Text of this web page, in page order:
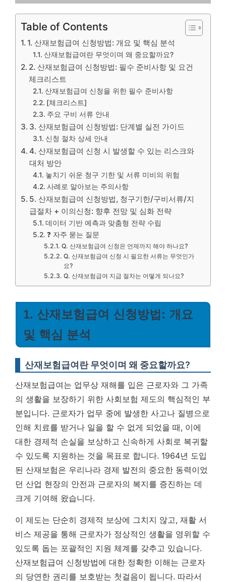
Table of Contents
1. 산재보험급여 신청방법: 개요 및 핵심 분석
산재보험급여란 무엇이며 왜 중요할까요?
2. 산재보험급여 신청방법: 필수 준비사항 및 요건
체크리스트
산재보험급여 신청을 위한 필수 준비사항
[체크리스트]
주요 구비 서류 안내
3. 산재보험급여 신청방법: 단계별 실전 가이드
신청 절차 상세 안내
4. 산재보험급여 신청 시 발생할 수 있는 리스크와
대처 방안
놓치기 쉬운 청구 기한 및 서류 미비의 위험
사례로 알아보는 주의사항
5. 산재보험급여 신청방법, 청구기한/구비서류/지
급절차 + 이의신청: 향후 전망 및 심화 전략
데이터 기반 예측과 맞춤형 전략 수립
❓ 자주 묻는 질문
Q. 산재보험급여 신청은 언제까지 해야 하나요?
Q. 산재보험급여 신청 시 필요한 서류는 무엇인가
요?
Q. 산재보험급여 지급 절차는 어떻게 되나요?
1. 산재보험급여 신청방법: 개요
및 핵심 분석
산재보험급여란 무엇이며 왜 중요할까요?
산재보험급여는 업무상 재해를 입은 근로자와 그 가족
의 생활을 보장하기 위한 사회보험 제도의 핵심적인 부
분입니다. 근로자가 업무 중에 발생한 사고나 질병으로
인해 치료를 받거나 일을 할 수 없게 되었을 때, 이에
대한 경제적 손실을 보상하고 신속하게 사회로 복귀할
수 있도록 지원하는 것을 목표로 합니다. 1964년 도입
된 산재보험은 우리나라 경제 발전의 중요한 동력이었
던 산업 현장의 안전과 근로자의 복지를 증진하는 데
크게 기여해 왔습니다.
이 제도는 단순히 경제적 보상에 그치지 않고, 재활 서
비스 제공을 통해 근로자가 정상적인 생활을 영위할 수
있도록 돕는 포괄적인 지원 체계를 갖추고 있습니다.
산재보험급여 신청방법에 대한 정확한 이해는 근로자
의 당연한 권리를 보호받는 첫걸음이 됩니다. 따라서